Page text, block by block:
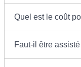
Quel est le coût
Faut-il être